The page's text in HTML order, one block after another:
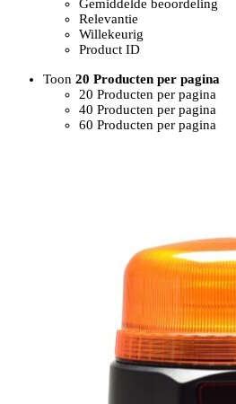
Gemiddelde beoordeling
Relevantie
Willekeurig
Product ID
Toon 20 Producten per pagina
20 Producten per pagina
40 Producten per pagina
60 Producten per pagina